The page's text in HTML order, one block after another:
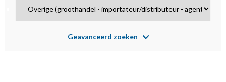
Geavanceerd zoeken